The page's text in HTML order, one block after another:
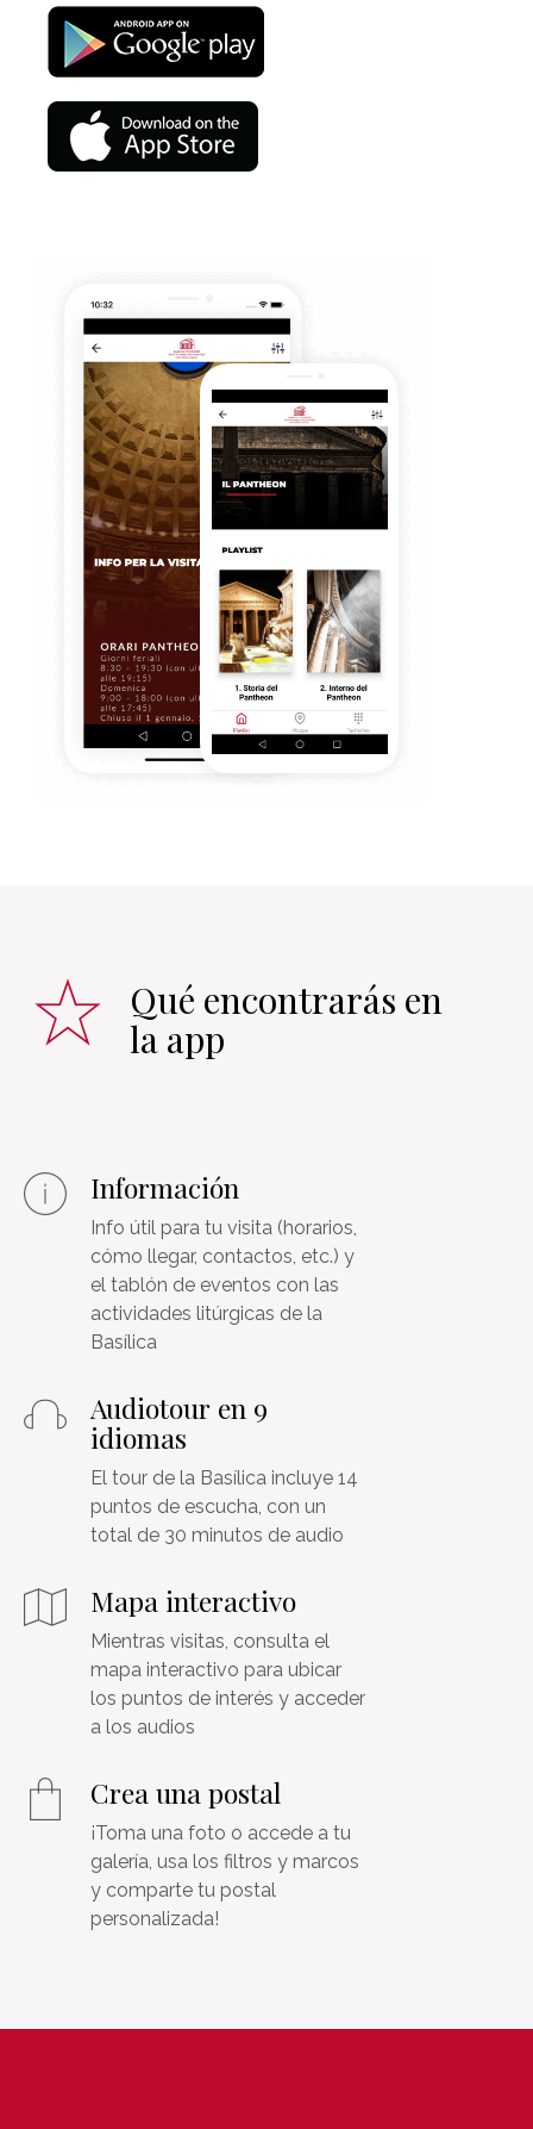
Qué encontrarás en
la app
Información
Info útil para tu visita (horarios,
cómo llegar, contactos, etc.) y
el tablón de eventos con las
actividades litúrgicas de la
Basílica
Audiotour en 9
idiomas
El tour de la Basílica incluye 14
puntos de escucha, con un
total de 30 minutos de audio
Mapa interactivo
Mientras visitas, consulta el
mapa interactivo para ubicar
los puntos de interés y acceder
a los audios
Crea una postal
¡Toma una foto o accede a tu
galería, usa los filtros y marcos
y comparte tu postal
personalizada!